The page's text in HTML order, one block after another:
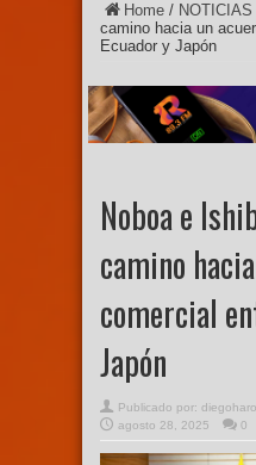
Home / NOTICIAS
camino hacia un
Ecuador y Japón
Noboa e
camino
comercial
Japón
Publicado por:
agosto 28, 2025
0